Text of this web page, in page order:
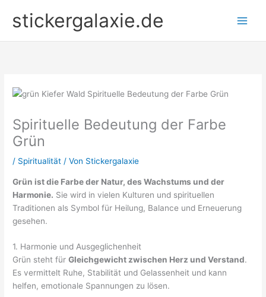
Inhaltstickergalaxie.de
Spirituelle Bedeutung der Farbe
Grün
/ Spiritualität / Von Stickergalaxie
Grün ist die Farbe der Natur, des Wachstums und der
Harmonie. Sie wird in vielen Kulturen und spirituellen
Traditionen als Symbol für Heilung, Balance und Erneuerung
gesehen.
1. Harmonie und Ausgeglichenheit
Grün steht fürGleichgewicht zwischen Herz und Verstand.
Es vermittelt Ruhe, Stabilität und Gelassenheit und kann
helfen, emotionale Spannungen zu lösen.